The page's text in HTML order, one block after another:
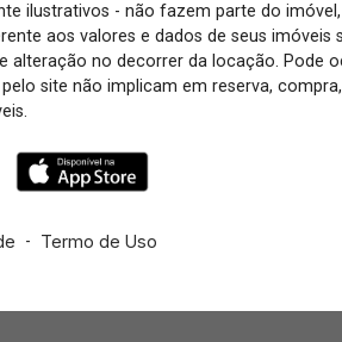
ilustrativos - não fazem parte do
aos valores e dados de seus imóveis
no decorrer da locação. Pode
site não implicam em reserva,
- Termo de Uso